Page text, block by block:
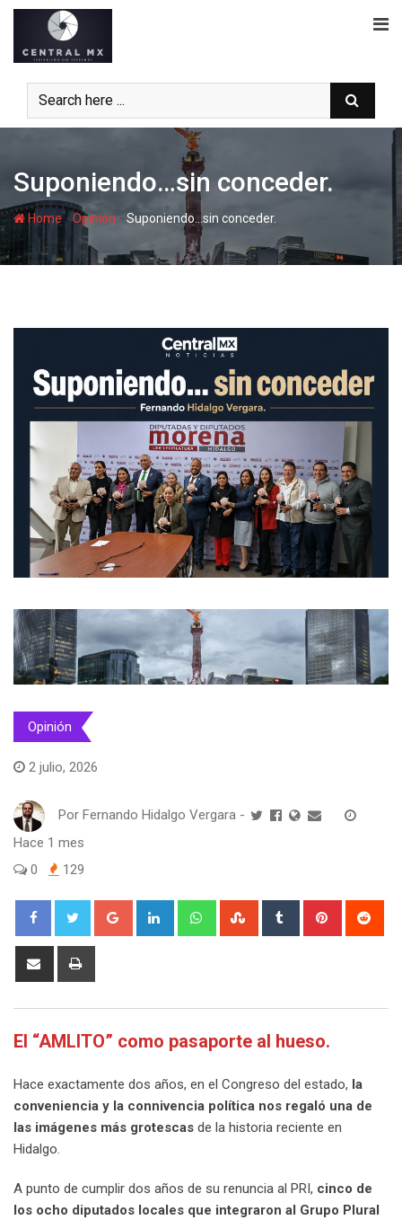
Skip
content
Suponiendo…sin conceder.
Home-Opinión -Suponiendo…sin conceder.
Opinión
2 julio, 2026
Por Fernando Hidalgo Vergara -
Hace 1 mes
0
129
Google+ LinkedIn WhatsappStumbleUpon
Tumblr Pinterest
Share
El “AMLITO” como pasaporte al hueso.
Hace exactamente dos años, en el Congreso del estado, la
conveniencia y la connivencia política nos regaló una de
las imágenes más grotescas de la historia reciente en
Hidalgo.
A punto de cumplir dos años de su renuncia al PRI, cinco de
los ocho diputados locales que integraron al Grupo Plural